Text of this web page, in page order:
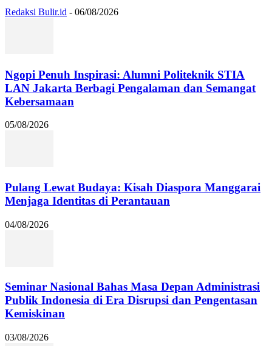
Redaksi Bulir.id - 06/08/2026
Ngopi Penuh Inspirasi: Alumni Politeknik STIA
LAN Jakarta Berbagi Pengalaman dan Semangat
Kebersamaan
05/08/2026
Pulang Lewat Budaya: Kisah Diaspora Manggarai
Menjaga Identitas di Perantauan
04/08/2026
Seminar Nasional Bahas Masa Depan Administrasi
Publik Indonesia di Era Disrupsi dan Pengentasan
Kemiskinan
03/08/2026